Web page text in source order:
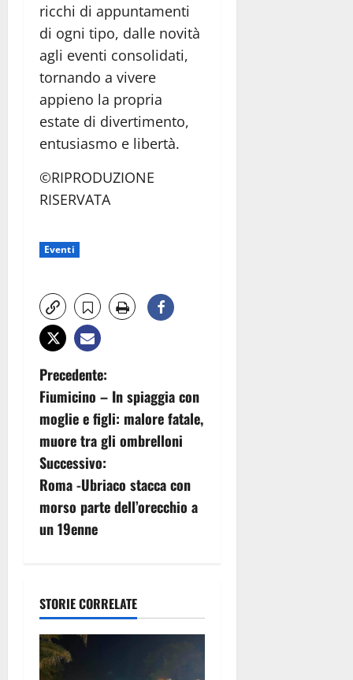
ricchi di appuntamenti
di ogni tipo, dalle novità
agli eventi consolidati,
tornando a vivere
appieno la propria
estate di divertimento,
entusiasmo e libertà.
©RIPRODUZIONE
RISERVATA
Eventi
N
a
v
i
g
a
i
o
Precedente:
Fiumicino – In spiaggia con
moglie e figli: malore fatale,
muore tra gli ombrelloni
Successivo:
Roma -Ubriaco stacca con
morso parte dell’orecchio a
un 19enne
STORIE CORRELATE